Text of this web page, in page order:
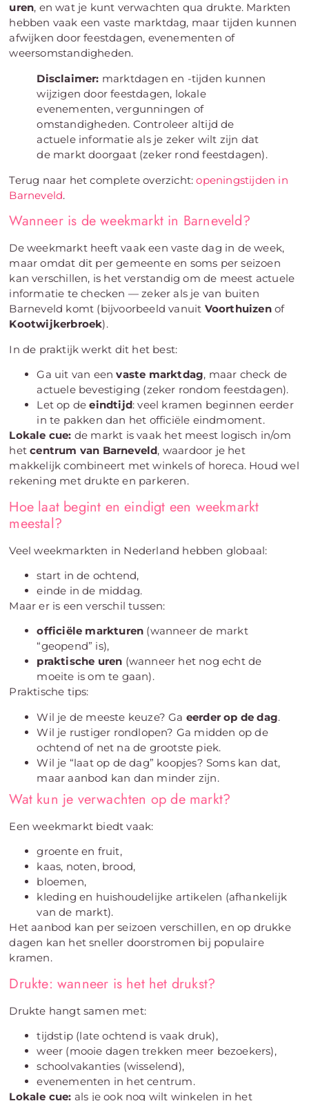
uren, en wat je kunt verwachten qua drukte. Markten
hebben vaak een vaste marktdag, maar tijden kunnen
afwijken door feestdagen, evenementen of
weersomstandigheden.
Disclaimer: marktdagen en -tijden kunnen
wijzigen door feestdagen, lokale
evenementen, vergunningen of
omstandigheden. Controleer altijd de
actuele informatie als je zeker wilt zijn dat
de markt doorgaat (zeker rond feestdagen).
Terug naar het complete overzicht:openingstijden in
Barneveld.
Wanneer is de weekmarkt in Barneveld?
De weekmarkt heeft vaak een vaste dag in de week,
maar omdat dit per gemeente en soms per seizoen
kan verschillen, is het verstandig om de meest actuele
informatie te checken — zeker als je van buiten
Barneveld komt (bijvoorbeeld vanuit Voorthuizenof
Kootwijkerbroek).
In de praktijk werkt dit het best:
Ga uit van eenvaste marktdag, maar check de
actuele bevestiging (zeker rondom feestdagen).
Let op deeindtijd: veel kramen beginnen eerder
in te pakken dan het officiële eindmoment.
Lokale cue: de markt is vaak het meest logisch in/om
hetcentrum van Barneveld, waardoor je het
makkelijk combineert met winkels of horeca. Houd wel
rekening met drukte en parkeren.
Hoe laat begint en eindigt een weekmarkt
meestal?
Veel weekmarkten in Nederland hebben globaal:
start in de ochtend,
einde in de middag.
Maar er is een verschil tussen:
officiële markturen (wanneer de markt
“geopend” is),
praktische uren (wanneer het nog echt de
moeite is om te gaan).
Praktische tips:
Wil je de meeste keuze? Ga eerder op de dag.
Wil je rustiger rondlopen? Ga midden op de
ochtend of net na de grootste piek.
Wil je “laat op de dag” koopjes? Soms kan dat,
maar aanbod kan dan minder zijn.
Wat kun je verwachten op de markt?
Een weekmarkt biedt vaak:
groente en fruit,
kaas, noten, brood,
bloemen,
kleding en huishoudelijke artikelen (afhankelijk
van de markt).
Het aanbod kan per seizoen verschillen, en op drukke
dagen kan het sneller doorstromen bij populaire
kramen.
Drukte: wanneer is het het drukst?
Drukte hangt samen met:
tijdstip (late ochtend is vaak druk),
weer (mooie dagen trekken meer bezoekers),
schoolvakanties (wisselend),
evenementen in het centrum.
Lokale cue: als je ook nog wilt winkelen in het